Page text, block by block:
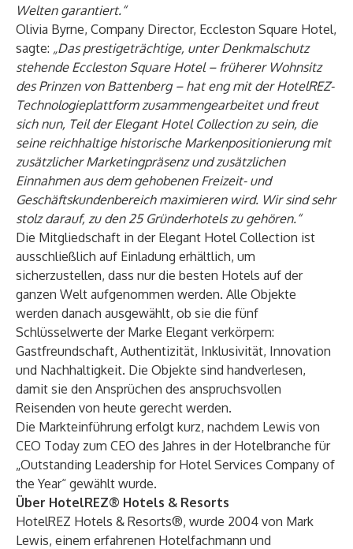
Welten garantiert.“
Olivia Byrne, Company Director, Eccleston Square Hotel,
sagte: „Das prestigeträchtige, unter Denkmalschutz
stehende Eccleston Square Hotel – früherer Wohnsitz
des Prinzen von Battenberg – hat eng mit der HotelREZ-
Technologieplattform zusammengearbeitet und freut
sich nun, Teil der Elegant Hotel Collection zu sein, die
seine reichhaltige historische Markenpositionierung mit
zusätzlicher Marketingpräsenz und zusätzlichen
Einnahmen aus dem gehobenen Freizeit- und
Geschäftskundenbereich maximieren wird. Wir sind sehr
stolz darauf, zu den 25 Gründerhotels zu gehören.“
Die Mitgliedschaft in der Elegant Hotel Collection ist
ausschließlich auf Einladung erhältlich, um
sicherzustellen, dass nur die besten Hotels auf der
ganzen Welt aufgenommen werden. Alle Objekte
werden danach ausgewählt, ob sie die fünf
Schlüsselwerte der Marke Elegant verkörpern:
Gastfreundschaft, Authentizität, Inklusivität, Innovation
und Nachhaltigkeit. Die Objekte sind handverlesen,
damit sie den Ansprüchen des anspruchsvollen
Reisenden von heute gerecht werden.
Die Markteinführung erfolgt kurz, nachdem Lewis von
CEO Today zum CEO des Jahres in der Hotelbranche für
„Outstanding Leadership for Hotel Services Company of
the Year“ gewählt wurde.
Über HotelREZ® Hotels & Resorts
HotelREZ Hotels & Resorts®, wurde 2004 von Mark
Lewis, einem erfahrenen Hotelfachmann und